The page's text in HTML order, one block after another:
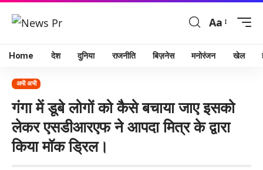
Aa
Home देश दुनिया राजनीति बिज़नेस मनोरंजन खेल
अभी अभी
गंगा में डूबे लोगों को कैसे बचाया जाए इसको
लेकर एसडीआरएफ ने आपदा मित्र के द्वारा
किया मॉक ड्रिल।